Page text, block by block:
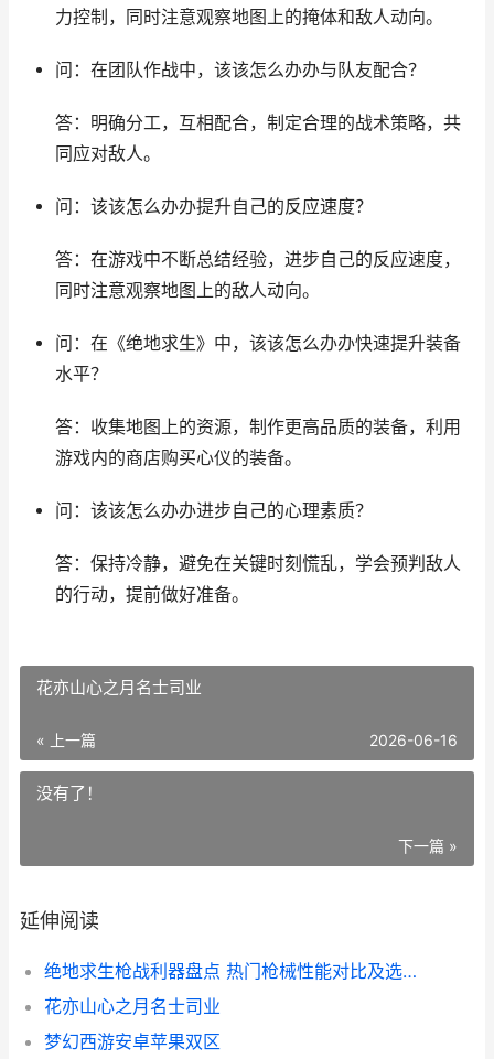
力控制，同时注意观察地图上的掩体和敌人动向。
问：在团队作战中，该该怎么办办与队友配合？
答：明确分工，互相配合，制定合理的战术策略，共
同应对敌人。
问：该该怎么办办提升自己的反应速度？
答：在游戏中不断总结经验，进步自己的反应速度，
同时注意观察地图上的敌人动向。
问：在《绝地求生》中，该该怎么办办快速提升装备
水平？
答：收集地图上的资源，制作更高品质的装备，利用
游戏内的商店购买心仪的装备。
问：该该怎么办办进步自己的心理素质？
答：保持冷静，避免在关键时刻慌乱，学会预判敌人
的行动，提前做好准备。
花亦山心之月名士司业
« 上一篇 2026-06-16
没有了！
下一篇 »
延伸阅读
绝地求生枪战利器盘点 热门枪械性能对比及选购指南
花亦山心之月名士司业
梦幻西游安卓苹果双区